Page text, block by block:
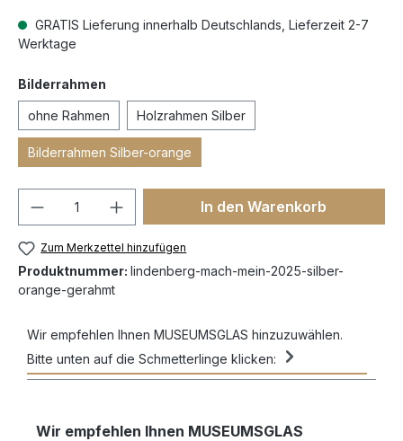
GRATIS Lieferung innerhalb Deutschlands, Lieferzeit 2-7
Werktage
Bilderrahmen
ohne Rahmen Holzrahmen Silber
Bilderrahmen Silber-orange
In den Warenkorb
Zum Merkzettel hinzufügen
Produktnummer: lindenberg-mach-mein-2025-silber-
orange-gerahmt
Wir empfehlen Ihnen MUSEUMSGLAS hinzuzuwählen.
Bitte unten auf die Schmetterlinge klicken:
Wir empfehlen Ihnen MUSEUMSGLAS